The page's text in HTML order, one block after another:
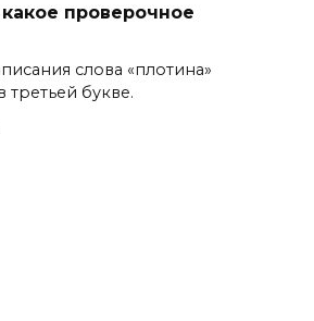
проверочное
слова «плотина»
третьей букве.